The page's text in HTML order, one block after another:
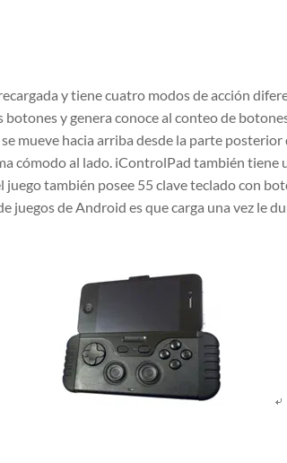
y tiene cuatro modos de acción
y genera conoce al conteo de
mueve hacia arriba desde la parte
cómodo al lado. iControlPad también tiene
juego también posee 55 clave teclado con
juegos de Android es que carga una vez le